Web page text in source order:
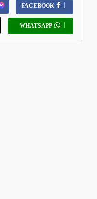
FACEBOOK
WHATSAPP